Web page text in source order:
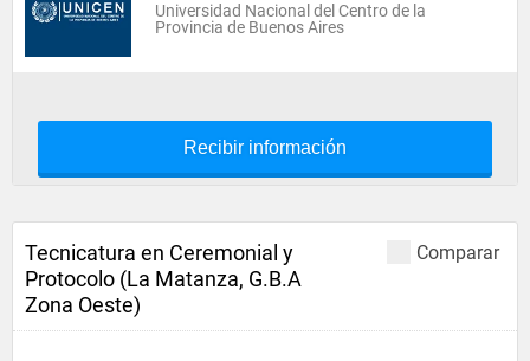
Universidad Nacional del Centro de la
Provincia de Buenos Aires
Recibir información
Comparar
Tecnicatura en Ceremonial y
Protocolo (La Matanza, G.B.A
Zona Oeste)